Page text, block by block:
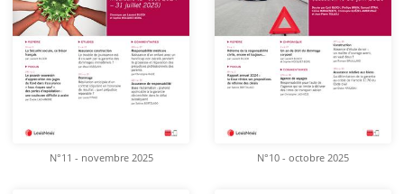
N°11 - novembre 2025 N°10 - octobre 2025